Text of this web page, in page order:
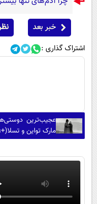
خبر بعد
اشتراک گذاری :
عجیب‌ترین
مارک تواین و